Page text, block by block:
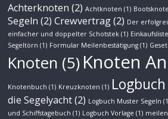
Achterknoten (2) Achtknoten (1)
Segeln (2) Crewvertrag(2) Der
einfacher und doppelter Schotstek (1)
Segeltörn (1) Formular Meilenbestätigung (1)
Knoten (5) Knoten
Knotenbuch (1) Kreuzknoten (1) Logbuch
die Segelyacht(2) Logbuch Muster Segeln
und Schiffstagebuch (1) Logbuch Vorlage (1)